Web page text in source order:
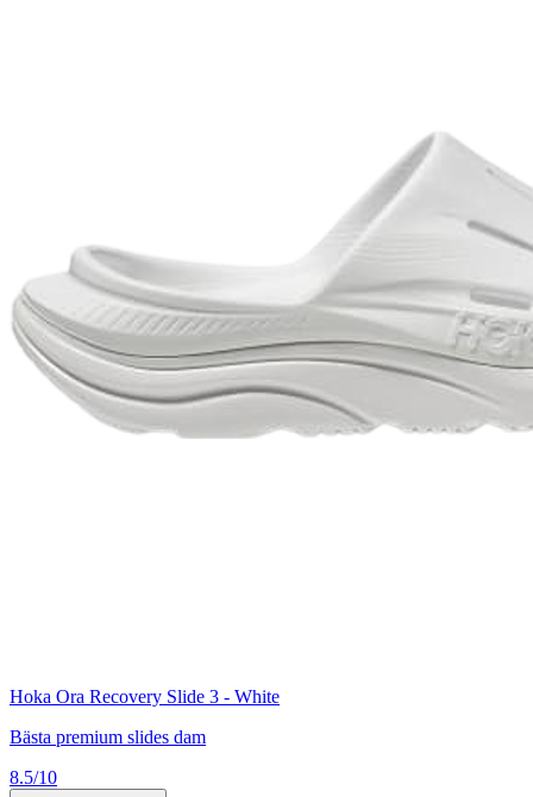
Hoka Ora Recovery Slide 3 - White
Bästa premium slides dam
8.5/10